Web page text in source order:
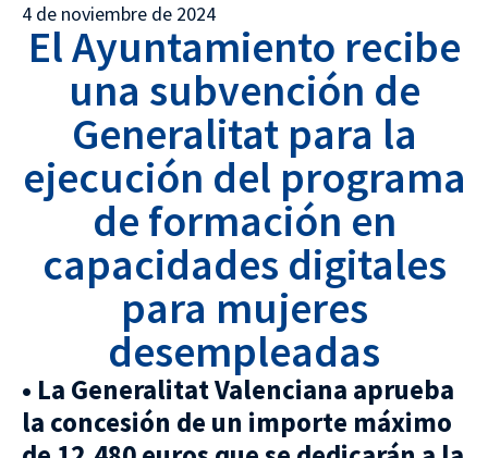
4 de noviembre de 2024
El Ayuntamiento recibe
una subvención de
Generalitat para la
ejecución del programa
de formación en
capacidades digitales
para mujeres
desempleadas
• La Generalitat Valenciana aprueba
la concesión de un importe máximo